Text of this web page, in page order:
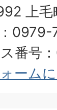
上毛
0979-
番号
ーム